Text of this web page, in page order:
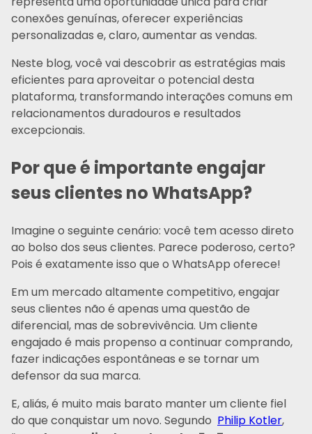
conexões genuínas, oferecer experiências
personalizadas e, claro, aumentar as vendas.
Neste blog, você vai descobrir as estratégias mais
eficientes para aproveitar o potencial desta
plataforma, transformando interações comuns em
relacionamentos duradouros e resultados
excepcionais.
Por que é importante engajar
seus clientes no WhatsApp?
Imagine o seguinte cenário: você tem acesso direto
ao bolso dos seus clientes. Parece poderoso, certo?
Pois é exatamente isso que o WhatsApp oferece!
Em um mercado altamente competitivo, engajar
seus clientes não é apenas uma questão de
diferencial, mas de sobrevivência. Um cliente
engajado é mais propenso a continuar comprando,
fazer indicações espontâneas e se tornar um
defensor da sua marca.
E, aliás, é muito mais barato manter um cliente fiel
do que conquistar um novo. Segundo Philip Kotler,